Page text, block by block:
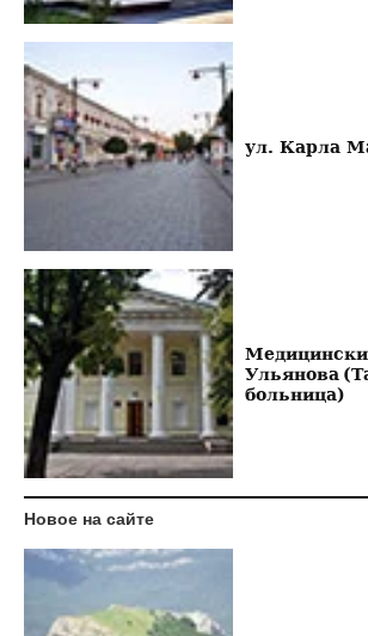
ул. Карла
Ульянова
больница)
Новое на сайте